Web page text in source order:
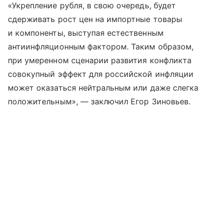
«Укрепление рубля, в свою очередь, будет
сдерживать рост цен на импортные товары
и компоненты, выступая естественным
антиинфляционным фактором. Таким образом,
при умеренном сценарии развития конфликта
совокупный эффект для российской инфляции
может оказаться нейтральным или даже слегка
положительным», — заключил Егор Зиновьев.